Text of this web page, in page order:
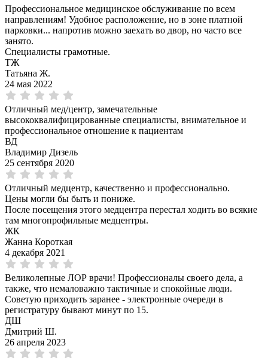
Профессиональное медицинское обслуживание по всем
направлениям! Удобное расположение, но в зоне платной
парковки... напротив можно заехать во двор, но часто все
занято.
Специалисты грамотные.
ТЖ
Татьяна Ж.
24 мая 2022
Отличный мед/центр, замечательные
высококвалифицированные специалисты, внимательное и
профессиональное отношение к пациентам
ВД
Владимир Дизель
25 сентября 2020
Отличный медцентр, качественно и профессионально.
Цены могли бы быть и пониже.
После посещения этого медцентра перестал ходить во всякие
там многопрофильные медцентры.
ЖК
Жанна Короткая
4 декабря 2021
Великолепные ЛОР врачи! Профессионалы своего дела, а
также, что немаловажно тактичные и спокойные люди.
Советую приходить заранее - электронные очереди в
регистратуру бывают минут по 15.
ДШ
Дмитрий Ш.
26 апреля 2023